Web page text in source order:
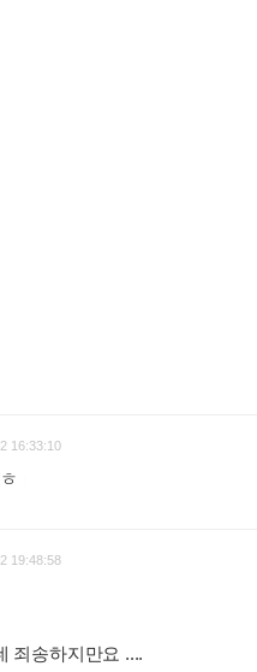
16:33:10
19:48:58
죄송하지만요 ....